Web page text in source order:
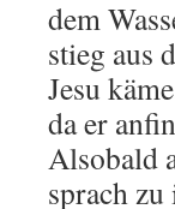
dem
stieg aus
Jesu
da er
Alsobald
sprach